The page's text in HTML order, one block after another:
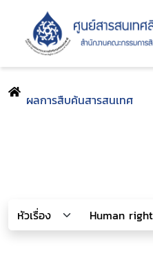
ผลการสืบค้นสารสนเทศ